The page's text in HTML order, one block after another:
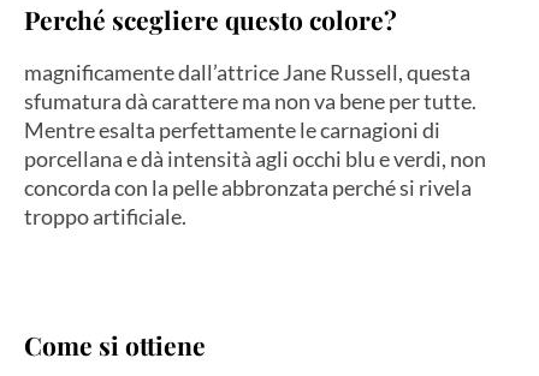
Perché scegliere questo colore?
magnificamente dall’attrice Jane Russell, questa
sfumatura dà carattere ma non va bene per tutte.
Mentre esalta perfettamente le carnagioni di
porcellana e dà intensità agli occhi blu e verdi, non
concorda con la pelle abbronzata perché si rivela
troppo artificiale.
Come si ottiene